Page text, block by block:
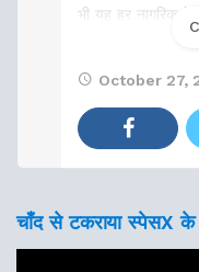
भी यह हर नागरिक
October 27,
चाँद से टकराया स्पेसX के